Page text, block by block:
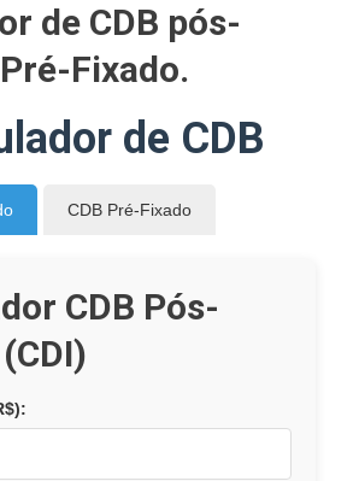
de CDB pós-
Fixado.
de CDB
CDB Pré-Fixado
CDB Pós-